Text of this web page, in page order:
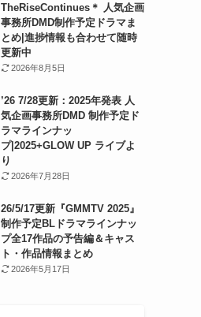
TheRiseContinues＊ 人気企画
事務所DMD制作予定ドラマま
とめ|進捗情報も合わせて随時
更新中
2026年8月5日
’26 7/28更新：2025年発表 人
気企画事務所DMD 制作予定ド
ラマラインナッ
プ|2025+GLOW UP ライブよ
り
2026年7月28日
26/5/17更新『GMMTV 2025』
制作予定BLドラマラインナッ
プ全17作品の予告編＆キャス
ト・作品情報まとめ
2026年5月17日